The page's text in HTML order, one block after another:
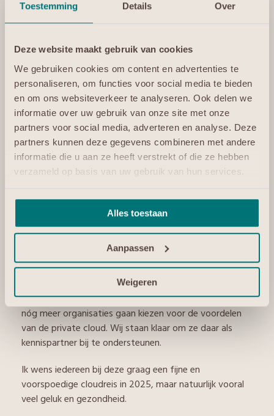
Toestemming Details Over
Deze website maakt gebruik van cookies
We gebruiken cookies om content en advertenties te
personaliseren, om functies voor social media te bieden
en om ons websiteverkeer te analyseren. Ook delen we
informatie over uw gebruik van onze site met onze
partners voor social media, adverteren en analyse. Deze
partners kunnen deze gegevens combineren met andere
informatie die u aan ze heeft verstrekt of die ze hebben
verzameld op basis van uw gebruik van hun services.
Alles toestaan
Aanpassen
Weigeren
Voor onszelf was 2024 ook een bijzonder jaar. In maart
werd ik uitgeroepen
. Een geweldige eer, maar vooral ook een erkenning
voor ons hele bedrijf.
We zijn ook supertrots op deISO 22301-
certificeringvoor business continuity management
systems, die we in november behaalden. Het is iets dat
maar heel weinig bedrijven ons na kunnen zeggen. We
bewijzen daarmee richting businesspartners dat we
goed en snel kunnen herstellen als er eventueel iets
misgaat, waardoor zij continuïteitsgaranties aan hun
In 2025 blijven wij ook sterk inzetten op ons
storageplatform dat petabytes aan data aan kan,
waardoor het heel geschikt is om AI-toepassingen op
te draaien. Het kan ook verschillende type storage aan,
wat gebruikers veel mogelijkheden biedt.
Maar 2025 wordt volgens ons vooral het jaar waarin
nóg meer organisaties gaan kiezen voor de voordelen
van de private cloud. Wij staan klaar om ze daar als
kennispartner bij te ondersteunen.
Ik wens iedereen bij deze graag een fijne en
voorspoedige cloudreis in 2025, maar natuurlijk vooral
veel geluk en gezondheid.